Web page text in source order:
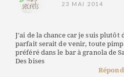
23 MAI 2014
J'ai de la chance car je suis
parfait serait de venir, toute
préféré dans le bar à granola de
Des bises